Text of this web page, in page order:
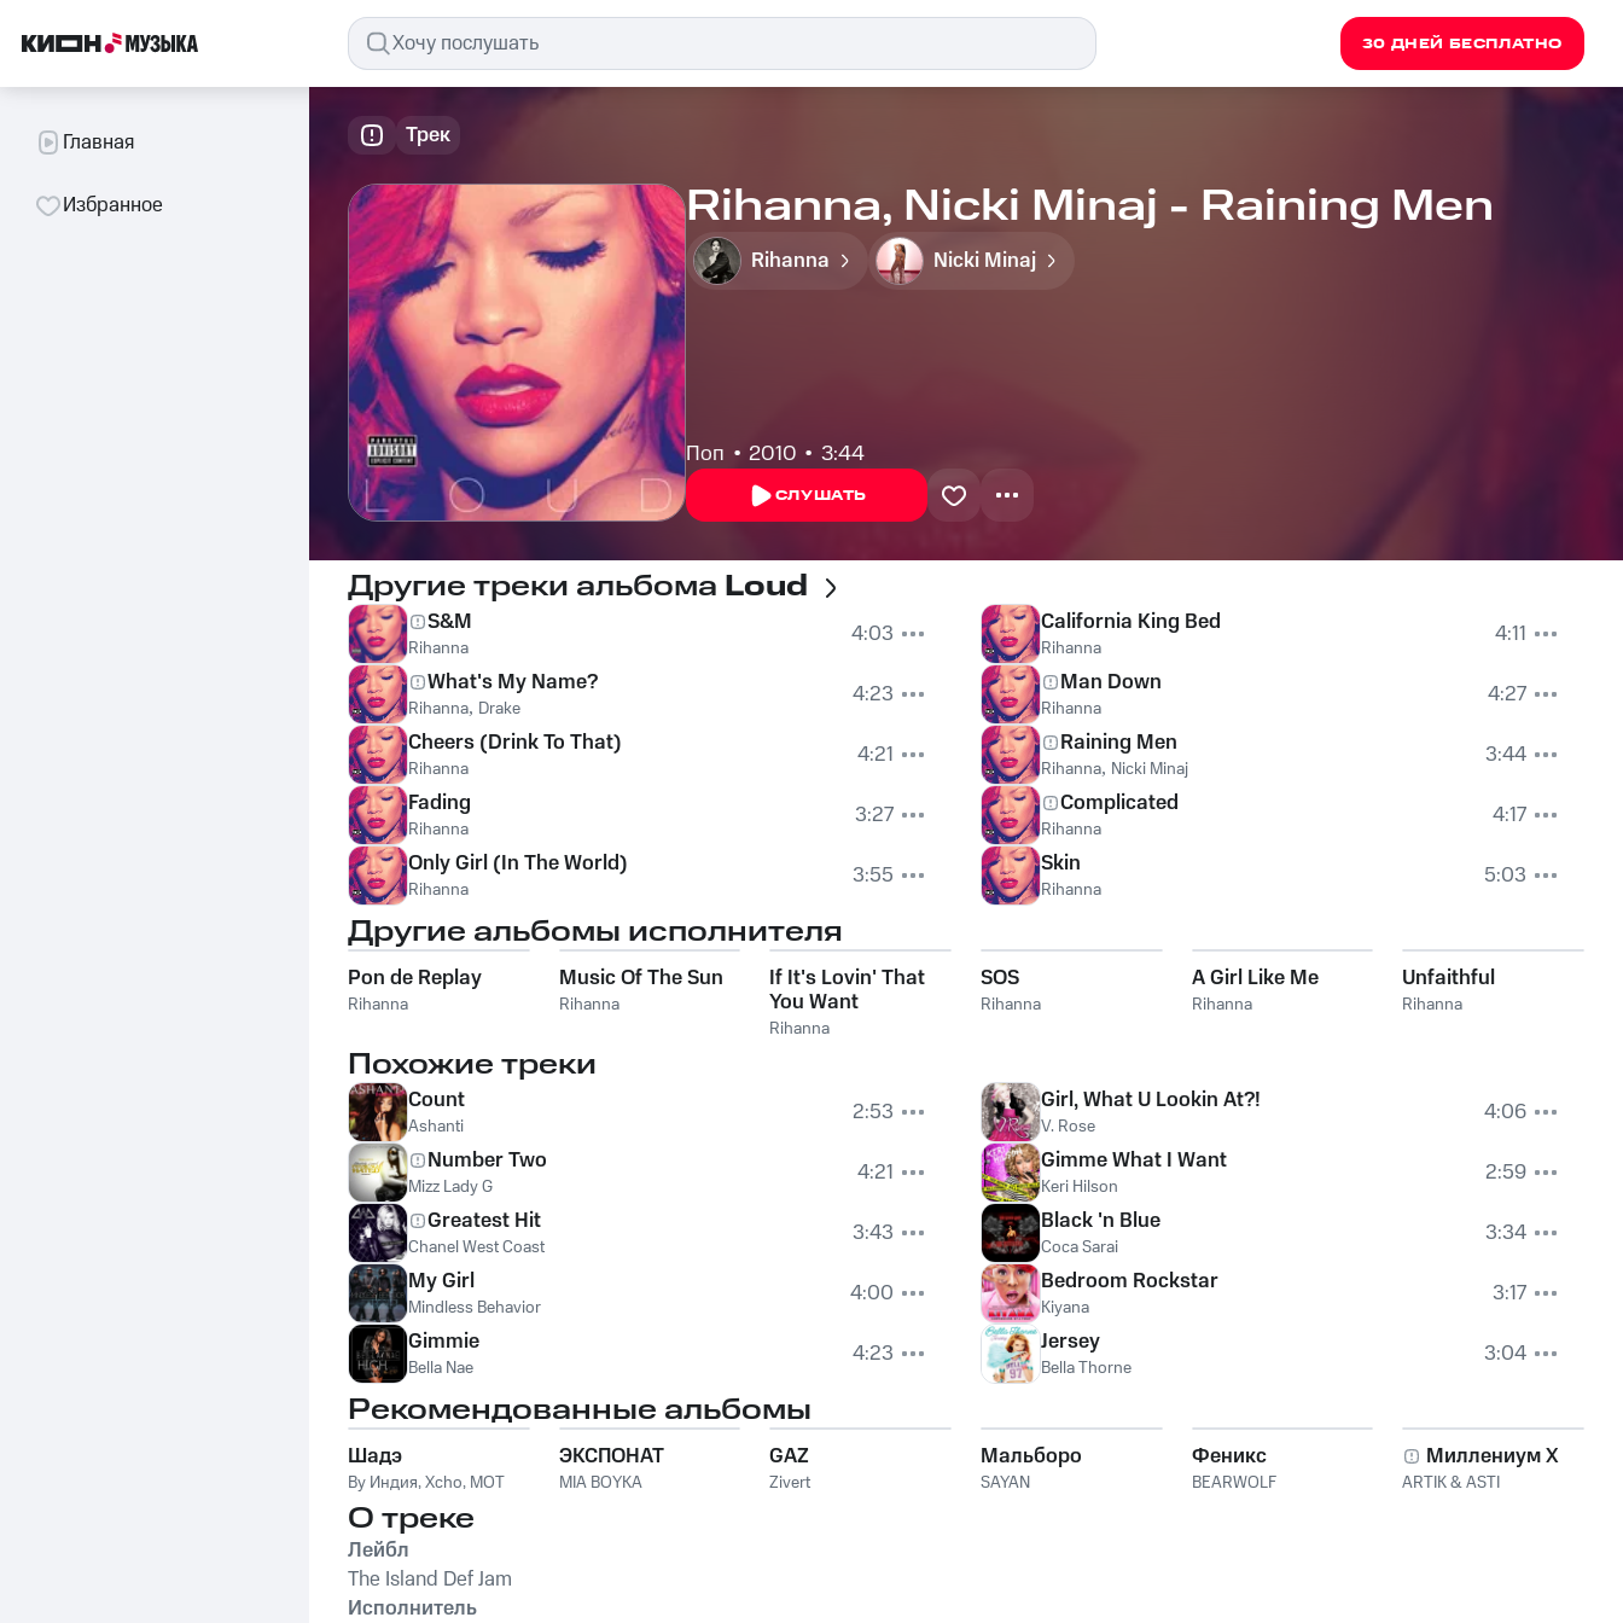
30 ДНЕЙ БЕСПЛАТНО
Главная
Избранное
Трек
Rihanna, Nicki Minaj - Raining Men
Rihanna Nicki Minaj
Поп 2010 3:44
СЛУШАТЬ
Другие треки альбома Loud
S&M
Rihanna
4:03
What's My Name?
Rihanna, Drake
4:23
Cheers (Drink To That)
Rihanna
4:21
Fading
Rihanna
3:27
Only Girl (In The World)
Rihanna 3:55
California King Bed
Rihanna
4:11
Man Down
Rihanna
4:27
Raining Men
Rihanna, Nicki Minaj
3:44
Complicated
Rihanna
4:17
Skin
Rihanna 5:03
Другие альбомы исполнителя
Pon de Replay
Rihanna
Music Of The Sun
Rihanna
If It's Lovin' That
You Want
Rihanna
SOS
Rihanna
A Girl Like Me
Rihanna
Unfaithful
Rihanna
Похожие треки
Count
Ashanti
2:53
Number Two
Mizz Lady G
4:21
Greatest Hit
Chanel West Coast
3:43
My Girl
Mindless Behavior
4:00
Gimmie
Bella Nae 4:23
Girl, What U Lookin At?!
V. Rose
4:06
Gimme What I Want
Keri Hilson
2:59
Black 'n Blue
Coca Sarai
3:34
Bedroom Rockstar
Kiyana
3:17
Jersey
Bella Thorne 3:04
Рекомендованные альбомы
Шадэ
By Индия,Xcho, MOT
ЭКСПОНАТ
MIA BOYKA
GAZ
Zivert
Мальборо
SAYAN
Феникс
BEARWOLF
Миллениум X
ARTIK & ASTI
О треке
Лейбл
The Island Def Jam
Исполнитель